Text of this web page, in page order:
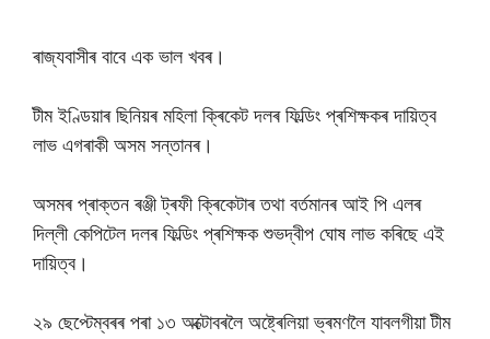
ৰাজ্যবাসীৰ বাবে এক ভাল খবৰ।
টীম ইণ্ডিয়াৰ ছিনিয়ৰ মহিলা ক্ৰিকেট দলৰ ফিল্ডিং প্ৰশিক্ষকৰ দায়িত্ব
লাভ এগৰাকী অসম সন্তানৰ।
অসমৰ প্ৰাক্তন ৰঞ্জী ট্ৰফী ক্ৰিকেটাৰ তথা বৰ্তমানৰ আই পি এলৰ
দিল্লী কেপিটেল দলৰ ফিল্ডিং প্ৰশিক্ষক শুভদ্বীপ ঘোষ লাভ কৰিছে এই
দায়িত্ব।
২৯ ছেপ্টেম্বৰৰ পৰা ১৩ অক্টোবৰলৈ অষ্ট্ৰেলিয়া ভ্ৰমণলৈ যাবলগীয়া টীম